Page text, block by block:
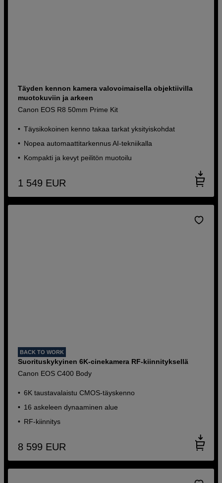
Täyden kennon kamera valovoimaisella objektiivilla
muotokuviin ja arkeen
Canon EOS R8 50mm Prime Kit
Täysikokoinen kenno takaa tarkat yksityiskohdat
Nopea automaattitarkennus AI-tekniikalla
Kompakti ja kevyt peilitön muotoilu
1 549 EUR
BACK TO WORK
Suorituskykyinen 6K-cinekamera RF-kiinnityksellä
Canon EOS C400 Body
6K taustavalaistu CMOS-täyskenno
16 askeleen dynaaminen alue
RF-kiinnitys
8 599 EUR